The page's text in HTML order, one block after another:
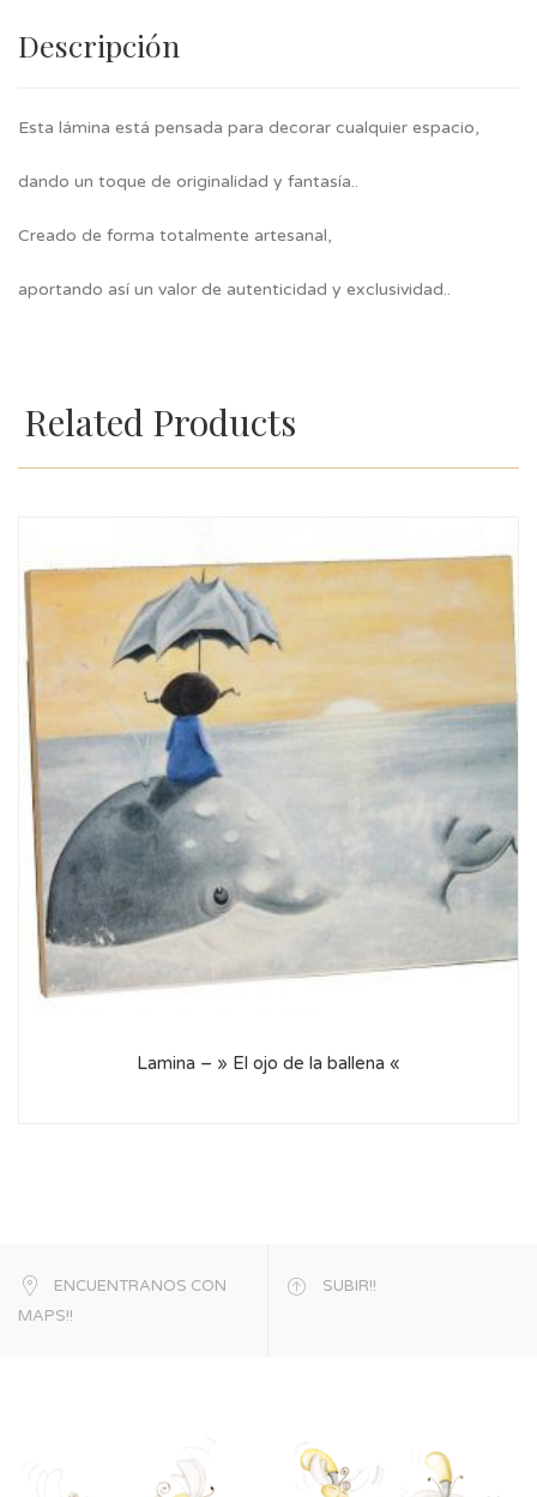
Descripción
Esta lámina está pensada para decorar cualquier espacio,
dando un toque de originalidad y fantasía..
Creado de forma totalmente artesanal,
aportando así un valor de autenticidad y exclusividad..
Related Products
Lamina – » El ojo de la ballena «
ENCUENTRANOS CON
MAPS!!
SUBIR!!